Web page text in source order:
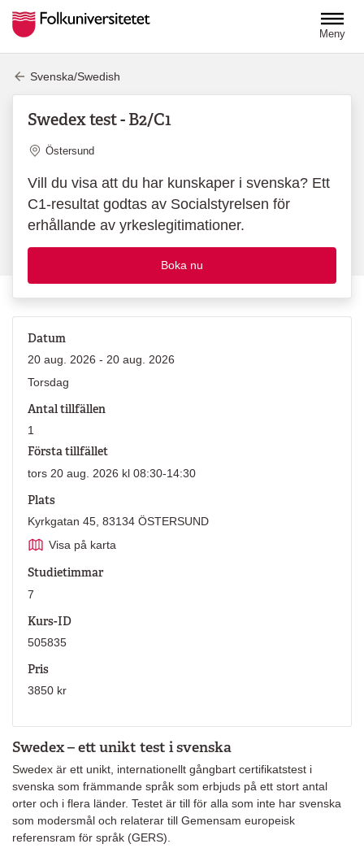
Meny
Svenska/Swedish
Swedex test - B2/C1
Plats
Östersund
Vill du visa att du har kunskaper i svenska? Ett
C1-resultat godtas av Socialstyrelsen för
erhållande av yrkeslegitimationer.
Boka nu
Swedex – ett unikt test i svenska
Swedex är ett unikt, internationellt gångbart certifikatstest i
svenska som främmande språk som erbjuds på ett stort antal
orter och i flera länder. Testet är till för alla som inte har svenska
som modersmål och relaterar till Gemensam europeisk
referensram för språk (GERS).
Datum
20 aug. 2026 - 20 aug. 2026
Torsdag
Antal tillfällen
1
Första tillfället
tors 20 aug. 2026 kl 08:30-14:30
Plats
Kyrkgatan 45, 83134 ÖSTERSUND
Visa på karta
Studietimmar
7
Kurs-ID
505835
Pris
3850 kr